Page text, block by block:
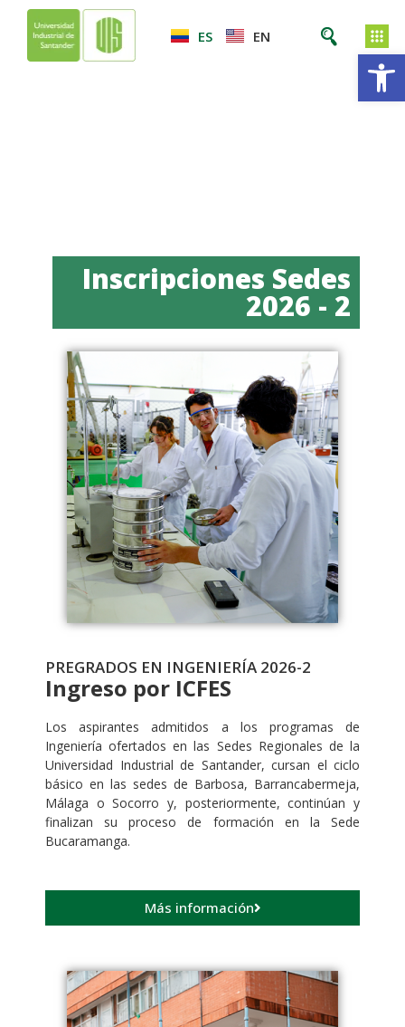
ES EN
Inscripciones Sedes
2026 - 2
PREGRADOS EN INGENIERÍA 2026-2
Ingreso por ICFES
Los aspirantes admitidos a los programas de
Ingeniería ofertados en las Sedes Regionales de la
Universidad Industrial de Santander, cursan el ciclo
básico en las sedes de Barbosa, Barrancabermeja,
Málaga o Socorro y, posteriormente, continúan y
finalizan su proceso de formación en la Sede
Bucaramanga.
Más información